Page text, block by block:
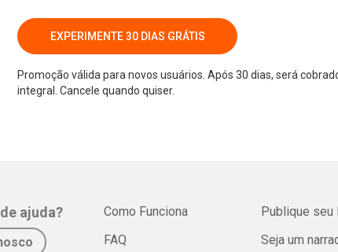
EXPERIMENTE 30 DIAS GRÁTIS
Promoção válida para novos usuários. Após 30 dias, será
integral. Cancele quando quiser.
ajuda?
Como Funciona
FAQ
Publique seu
Seja um